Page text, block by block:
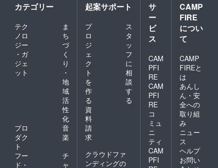
カテゴリー
テク
ノロ
ジー
・ガ
ジェ
ット
ま
ち
づ
く
り
・
地
域
活
性
化
プロ
ダク
ト
音
楽
フー
ド・
チ
ャ
起案サポート
プ
ロ
ジ
ェ
ク
ト
を
作
る
ス
タ
ッ
フ
に
相
談
す
る
資
料
請
求
クラウドファ
ンディングの
サ
ー
ビ
ス
CAM
PFI
RE
CAM
PFI
RE
コ
ミュ
ニ
ティ
CAM
PFI
CAMP
FIRE
につい
て
CAMP
FIREと
は
あんし
ん・安
全への
取り組
み
ニュー
ス
ヘルプ
お問い